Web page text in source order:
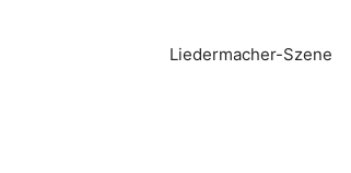
Liedermacher-Szene